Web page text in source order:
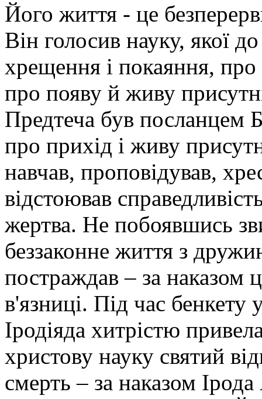
Його життя - це
Він голосив науку, якої
хрещення і покаяння, про
про появу й живу
Предтеча був посланцем
про прихід і живу
навчав, проповідував,
відстоював
жертва. Не побоявшись
беззаконне життя з
постраждав – за наказом
в'язниці. Під час
Іродіяда хитрістю
христову науку святий
смерть – за наказом